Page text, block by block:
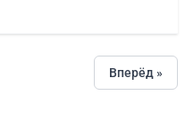
Вперёд »